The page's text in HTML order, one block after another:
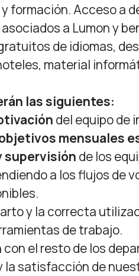
formación. Acceso a
a Lumon y
de idiomas,
material
las siguientes:
del equipo de
mensuales
supervisión de los
a los flujos de
y la correcta
de trabajo.
con el resto de los
la satisfacción de